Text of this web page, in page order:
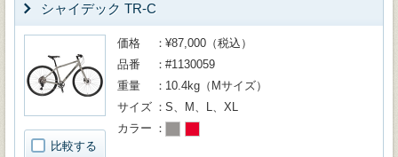
シャイデック TR-C
比較する
価格
¥87,000（税込）
品番
#1130059
重量
10.4kg（Mサイズ）
サイズ
S、M、L、XL
カラー